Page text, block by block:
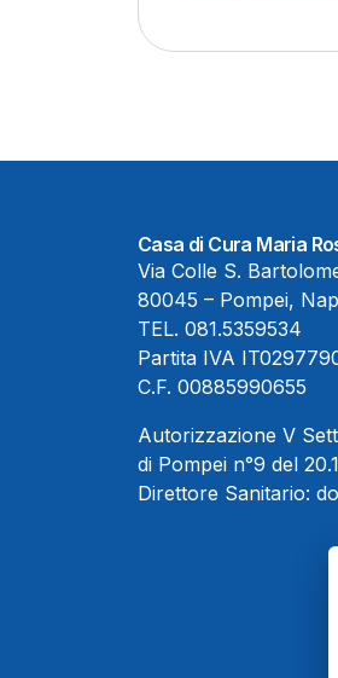
Casa di Cura Maria
Via Colle S.
80045 – Pompei,
TEL. 081.5359534
Partita IVA
C.F. 00885990655
Autorizzazione V
di Pompei n°9 del
Direttore Sanitario: